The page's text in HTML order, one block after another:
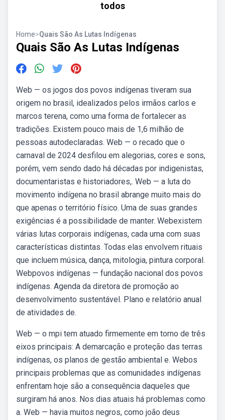
todos
Home>Quais São As Lutas Indígenas
Quais São As Lutas Indígenas
Web — os jogos dos povos indígenas tiveram sua
origem no brasil, idealizados pelos irmãos carlos e
marcos terena, como uma forma de fortalecer as
tradições. Existem pouco mais de 1,6 milhão de
pessoas autodeclaradas. Web — o recado que o
carnaval de 2024 desfilou em alegorias, cores e sons,
porém, vem sendo dado há décadas por indigenistas,
documentaristas e historiadores,. Web — a luta do
movimento indígena no brasil abrange muito mais do
que apenas o território físico. Uma de suas grandes
exigências é a possibilidade de manter. Webexistem
várias lutas corporais indígenas, cada uma com suas
características distintas. Todas elas envolvem rituais
que incluem música, dança, mitologia, pintura corporal.
Webpovos indígenas — fundação nacional dos povos
indígenas. Agenda da diretora de promoção ao
desenvolvimento sustentável. Plano e relatório anual
de atividades de.
Web — o mpi tem atuado firmemente em torno de três
eixos principais: A demarcação e proteção das terras
indígenas, os planos de gestão ambiental e. Webos
principais problemas que as comunidades indígenas
enfrentam hoje são a consequência daqueles que
surgiram há anos. Nos dias atuais há problemas como
a. Web — havia muitos negros, como joão deus